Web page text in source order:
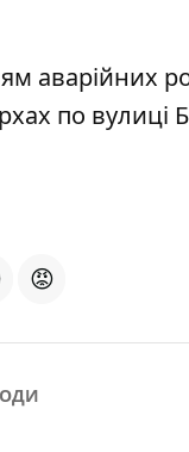
аварійних
по вулиці
😡